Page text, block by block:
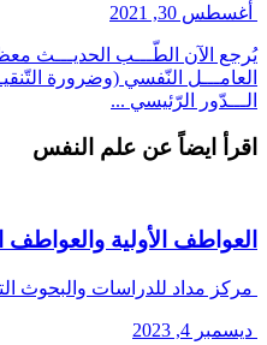
أغسطس 30, 2021
يُرجع الآن الطّـــب الحديـــث
العامـــل النّفسي (وضرورة
الـــدّور الرّئيسي ...
اقرأ ايضاً عن علم النفس
العواطف الأولية والعواطف
مركز مداد للدراسات والبحوث
ديسمبر 4, 2023